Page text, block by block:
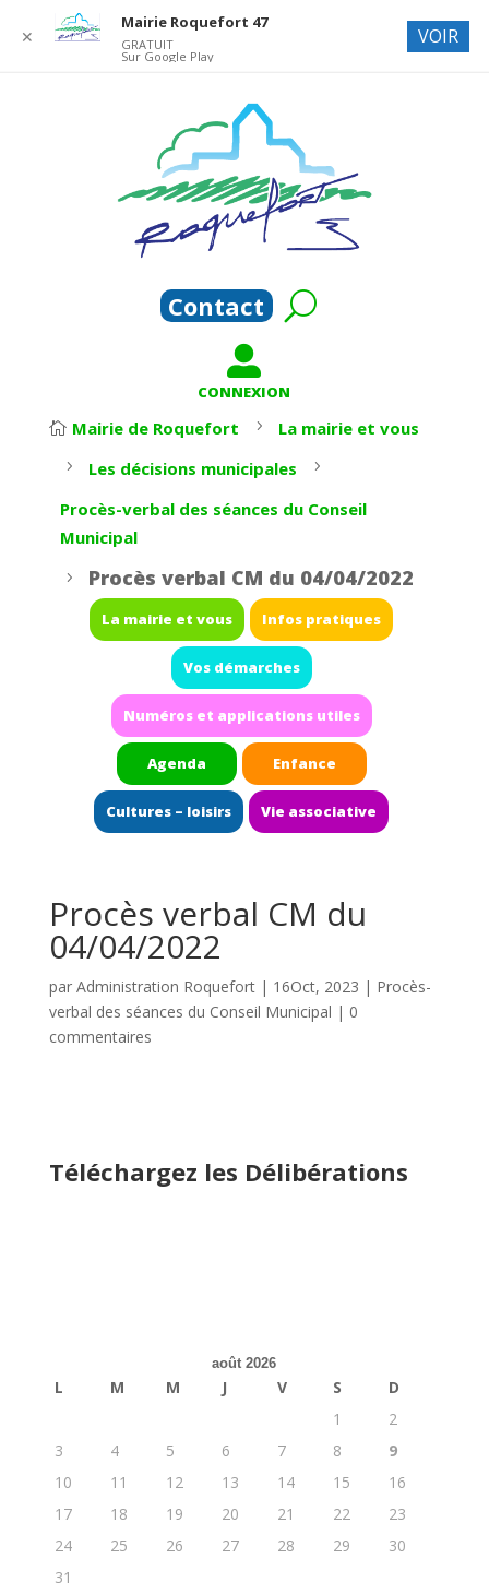
Contact

CONNEXION
 Mairie de Roquefort 5 La mairie et vous
5 Les décisions municipales 5
Procès-verbal des séances du Conseil
Municipal
5 Procès verbal CM du 04/04/2022
La mairie et vous Infos pratiques
Vos démarches
Numéros et applications utiles
Agenda Enfance
Cultures – loisirs Vie associative
Procès verbal CM du
04/04/2022
par Administration Roquefort| 16Oct, 2023 | Procès-
verbal des séances du Conseil Municipal | 0
commentaires
Téléchargez les Délibérations
août 2026
L M M J V S
D
1
2
3
4 5 6 7 8
9
10
11 12 13 14 15
16
17
18 19 20 21 22
23
24
25 26 27 28 29
30
31
✕
Mairie Roquefort 47
GRATUIT
Sur Google Play
VOIR